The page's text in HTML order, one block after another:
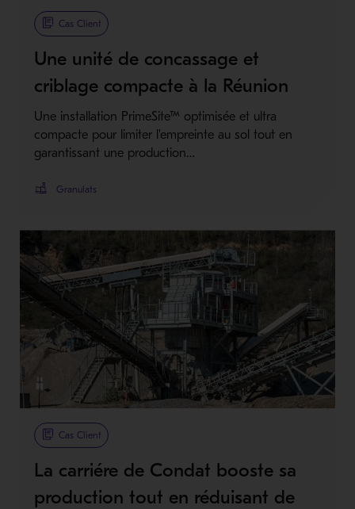
Cas Client
Une unité de concassage et
criblage compacte à la Réunion
Une installation PrimeSite™ optimisée et ultra
compacte pour limiter l'empreinte au sol tout en
garantissant une production…
Granulats
Cas Client
La carriére de Condat booste sa
production tout en réduisant de